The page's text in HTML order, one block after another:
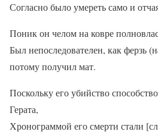
Согласно было умереть само и
Поник он челом на ковре
Был непоследователен, как ферзь
потому получил мат.
Поскольку его убийство
Герата,
Хронограммой его смерти стали